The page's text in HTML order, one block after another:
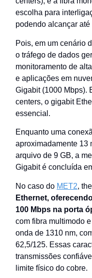
escolha para
podendo alcançar até
Pois, em um cenário
o tráfego de dados
monitoramento de
e aplicações em
Gigabit (1000 Mbps).
centers, o gigabit
essencial.
Enquanto uma
aproximadamente 13
arquivo de 9 GB, a
Gigabit é concluída
No caso do MET2, the
Ethernet,
100 Mbps na porta
com fibra multimodo
onda de 1310 nm,
62,5/125. Essas
transmissões
limite físico do cobre.